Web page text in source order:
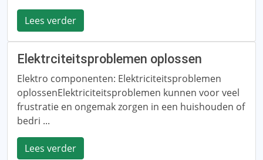
Lees verder
Elektrciteitsproblemen oplossen
Elektro componenten: Elektriciteitsproblemen
oplossenElektriciteitsproblemen kunnen voor veel
frustratie en ongemak zorgen in een huishouden of
bedri ...
Lees verder